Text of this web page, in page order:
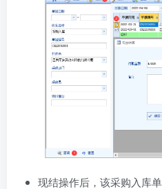
现结操作后，该采购入库